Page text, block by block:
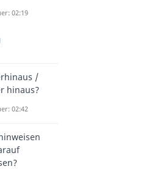
02:19
/
hinaus?
02:42